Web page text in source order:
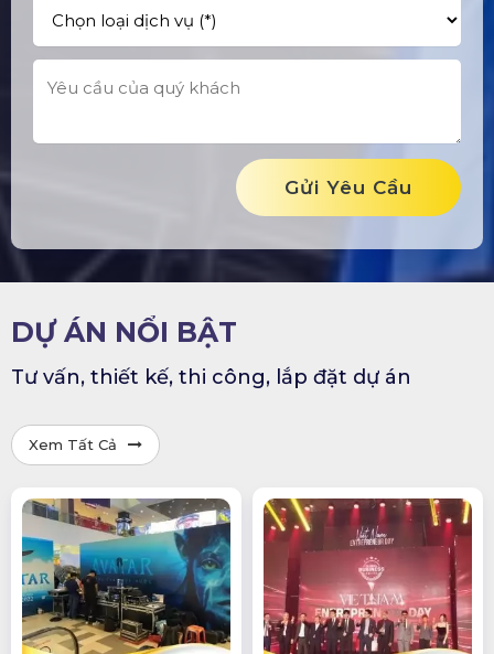
Gửi Yêu Cầu
DỰ ÁN NỔI BẬT
Tư vấn, thiết kế, thi công, lắp đặt dự án
Xem Tất Cả